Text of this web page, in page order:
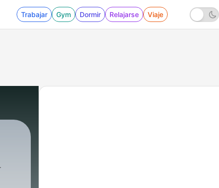
Trabajar Gym Dormir Relajarse Viaje